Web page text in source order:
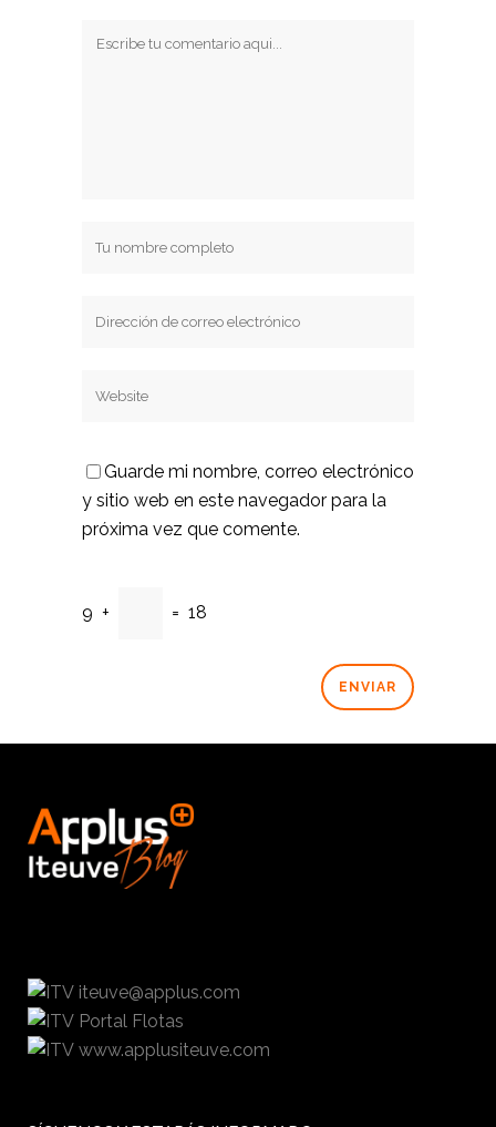
Guarde mi nombre, correo electrónico
y sitio web en este navegador para la
próxima vez que comente.
9 + = 18
iteuve@applus.com
Portal Flotas
www.applusiteuve.com